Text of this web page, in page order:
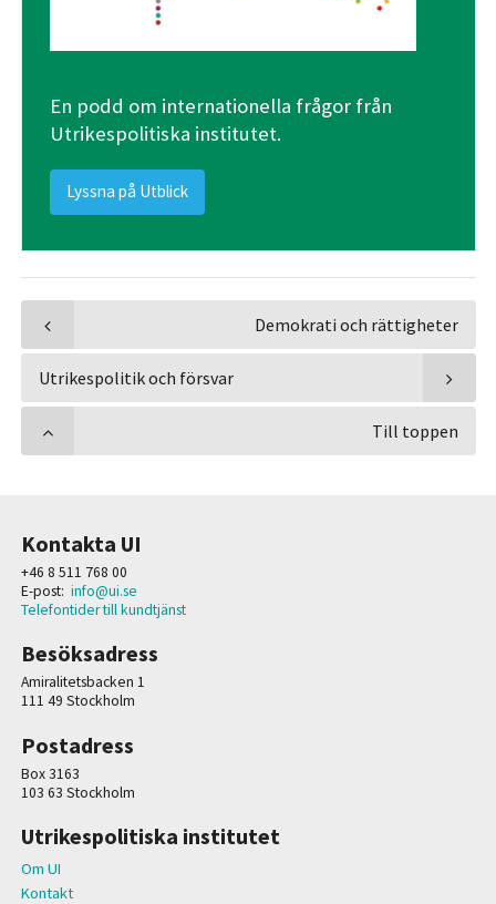
En podd om internationella frågor från
Utrikespolitiska institutet.
Lyssna på Utblick
Demokrati och rättigheter
Utrikespolitik och försvar
Till toppen
Kontakta UI
+46 8 511 768 00
E-post: info@ui.se
Telefontider till kundtjänst
Besöksadress
Amiralitetsbacken 1
111 49 Stockholm
Postadress
Box 3163
103 63 Stockholm
Utrikespolitiska institutet
Om UI
Kontakt